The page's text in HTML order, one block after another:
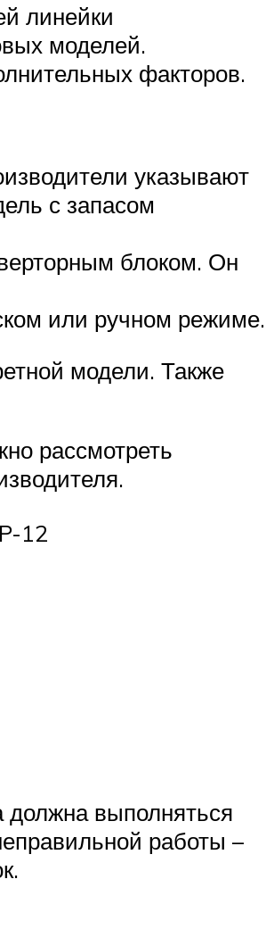
линейки
моделей.
факторов.
указывают
с запасом
блоком. Он
или ручном режиме.
модели. Также
рассмотреть
12
должна выполняться
работы –